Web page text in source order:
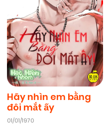
Hãy nhìn em bằng
đôi mắt ấy
01/01/1970